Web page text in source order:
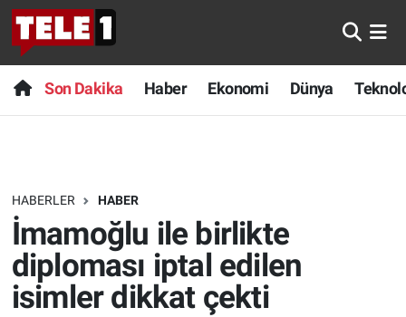
Son Dakika Haber Ekonomi Dünya
HABERLER HABER
İmamoğlu ile birlikte
diploması iptal edilen
isimler dikkat çekti
Anında Manşet
Başka Sohbetler
Bilim turu
Bilim ve Teknoloji Evreni
Doğa Konuşuyor
Son Dakika
Haber
Dünya
Teknoloji
Sağlık
Nöbetçi Eczaneler
Hava Durumu
Trafik Durumu
Süper Lig Puan Durumu ve Fikstür
Tüm Manşetler